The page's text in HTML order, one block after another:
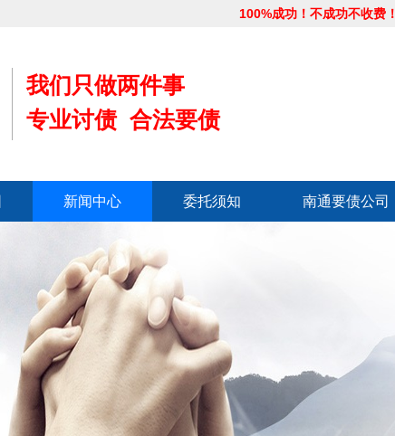
100%成功！不成功不收费！
我们只做两件事
专业讨债 合法要债
新闻中心 委托须知 南通要债公司